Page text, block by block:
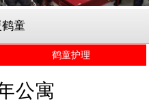
童
鹤童护理
公寓